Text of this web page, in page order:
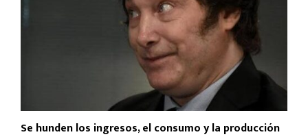
Se hunden los ingresos, el consumo y la producción